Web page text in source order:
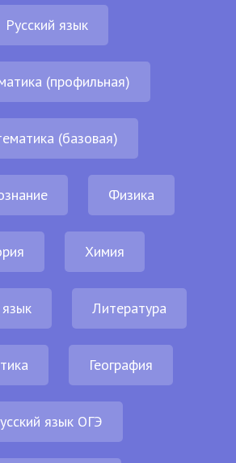
Русский язык
(профильная)
(базовая)
Физика
Химия
Литература
География
язык ОГЭ